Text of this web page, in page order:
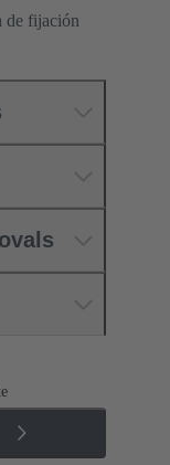
de fijación